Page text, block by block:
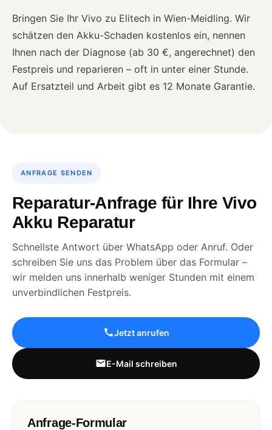
Bringen Sie Ihr Vivo zu Elitech in Wien-Meidling. Wir
schätzen den Akku-Schaden kostenlos ein, nennen
Ihnen nach der Diagnose (ab 30 €, angerechnet) den
Festpreis und reparieren – oft in unter einer Stunde.
Auf Ersatzteil und Arbeit gibt es 12 Monate Garantie.
ANFRAGE SENDEN
Reparatur-Anfrage für Ihre Vivo
Akku Reparatur
Schnellste Antwort über WhatsApp oder Anruf. Oder
schreiben Sie uns das Problem über das Formular –
wir melden uns innerhalb weniger Stunden mit einem
unverbindlichen Festpreis.
Jetzt anrufen
E-Mail schreiben
Anfrage-Formular